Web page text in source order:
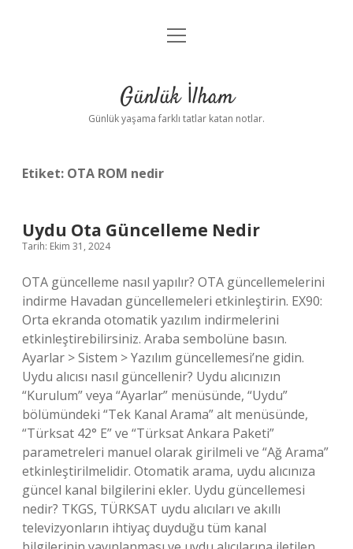
Anasayfa
Yasal Uyarı
menüyü
Günlük İlham
Günlük yaşama farklı tatlar katan notlar.
Etiket: OTA ROM nedir
Uydu Ota Güncelleme Nedir
Tarih: Ekim 31, 2024
OTA güncelleme nasıl yapılır? OTA güncellemelerini
indirme Havadan güncellemeleri etkinleştirin. EX90:
Orta ekranda otomatik yazılım indirmelerini
etkinleştirebilirsiniz. Araba sembolüne basın.
Ayarlar > Sistem > Yazılım güncellemesi’ne gidin.
Uydu alıcısı nasıl güncellenir? Uydu alıcınızın
“Kurulum” veya “Ayarlar” menüsünde, “Uydu”
bölümündeki “Tek Kanal Arama” alt menüsünde,
“Türksat 42° E” ve “Türksat Ankara Paketi”
parametreleri manuel olarak girilmeli ve “Ağ Arama”
etkinleştirilmelidir. Otomatik arama, uydu alıcınıza
güncel kanal bilgilerini ekler. Uydu güncellemesi
nedir? TKGS, TÜRKSAT uydu alıcıları ve akıllı
televizyonların ihtiyaç duyduğu tüm kanal